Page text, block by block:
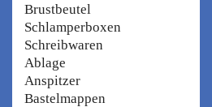
Brustbeutel
Schlamperboxen
Schreibwaren
Ablage
Anspitzer
Bastelmappen